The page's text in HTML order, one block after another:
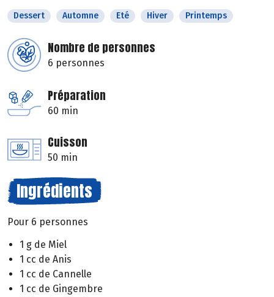
Dessert Automne Eté Hiver Printemps
Nombre de personnes
6 personnes
Préparation
60 min
Cuisson
50 min
Ingrédients
Pour 6 personnes
1 g de Miel
1 cc de Anis
1 cc de Cannelle
1 cc de Gingembre